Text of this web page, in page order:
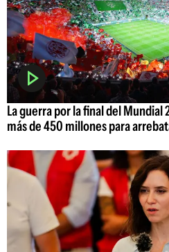
La guerra por la final del
más de 450 millones para